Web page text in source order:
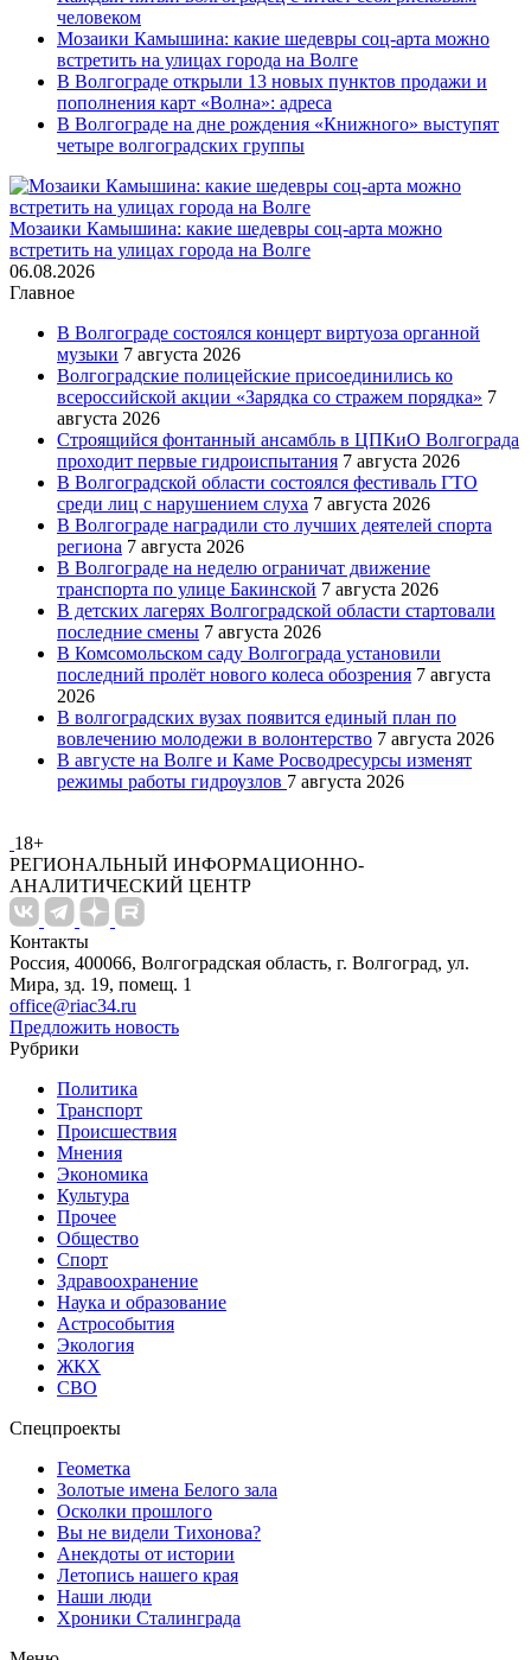
человеком
Мозаики Камышина: какие шедевры соц-арта можно
встретить на улицах города на Волге
В Волгограде открыли 13 новых пунктов продажи и
пополнения карт «Волна»: адреса
В Волгограде на дне рождения «Книжного» выступят
четыре волгоградских группы
Мозаики Камышина: какие шедевры соц-арта можно
встретить на улицах города на Волге
06.08.2026
Главное
В Волгограде состоялся концерт виртуоза органной
музыки 7 августа 2026
Волгоградские полицейские присоединились ко
всероссийской акции «Зарядка со стражем порядка» 7
августа 2026
Строящийся фонтанный ансамбль в ЦПКиО Волгограда
проходит первые гидроиспытания 7 августа 2026
В Волгоградской области состоялся фестиваль ГТО
среди лиц с нарушением слуха 7 августа 2026
В Волгограде наградили сто лучших деятелей спорта
региона 7 августа 2026
В Волгограде на неделю ограничат движение
транспорта по улице Бакинской 7 августа 2026
В детских лагерях Волгоградской области стартовали
последние смены 7 августа 2026
В Комсомольском саду Волгограда установили
последний пролёт нового колеса обозрения 7 августа
2026
В волгоградских вузах появится единый план по
вовлечению молодежи в волонтерство 7 августа 2026
В августе на Волге и Каме Росводресурсы изменят
режимы работы гидроузлов 7 августа 2026
18+
РЕГИОНАЛЬНЫЙ ИНФОРМАЦИОННО-
АНАЛИТИЧЕСКИЙ ЦЕНТР
Контакты
Россия, 400066, Волгоградская область, г. Волгоград, ул.
Мира, зд. 19, помещ. 1
office@riac34.ru
Предложить новость
Рубрики
Политика
Транспорт
Происшествия
Мнения
Экономика
Культура
Прочее
Общество
Спорт
Здравоохранение
Наука и образование
Астрособытия
Экология
ЖКХ
СВО
Спецпроекты
Геометка
Золотые имена Белого зала
Осколки прошлого
Вы не видели Тихонова?
Анекдоты от истории
Летопись нашего края
Наши люди
Хроники Сталинграда